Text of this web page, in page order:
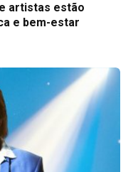
artistas estão
e bem-estar